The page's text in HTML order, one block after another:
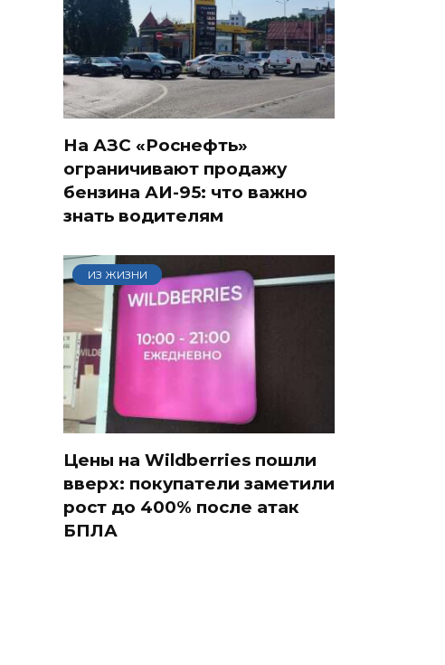
На АЗС «Роснефть»
ограничивают продажу
бензина АИ-95: что важно
знать водителям
ИЗ ЖИЗНИ
Цены на Wildberries пошли
вверх: покупатели заметили
рост до 400% после атак
БПЛА